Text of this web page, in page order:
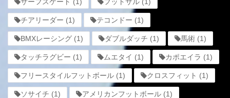
チアリーダー (1) テコンドー (1)
BMXレーシング (1) ダブルダッチ (1) 馬術 (1)
タッチラグビー (1) ムエタイ (1) カポエイラ (1)
フリースタイルフットボール (1) クロスフィット (1)
ソサイチ (1) アメリカンフットボール (1)